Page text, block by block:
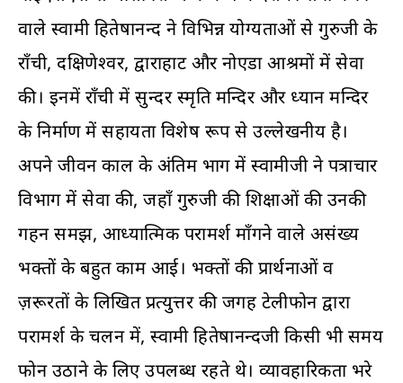
वाले स्वामी हितेषानन्द ने विभिन्न योग्यताओं से गुरुजी के
राँची, दक्षिणेश्वर, द्वाराहाट और नोएडा आश्रमों में सेवा
की। इनमें राँची में सुन्दर स्मृति मन्दिर और ध्यान मन्दिर
के निर्माण में सहायता विशेष रूप से उल्लेखनीय है।
अपने जीवन काल के अंतिम भाग में स्वामीजी ने पत्राचार
विभाग में सेवा की, जहाँ गुरुजी की शिक्षाओं की उनकी
गहन समझ, आध्यात्मिक परामर्श माँगने वाले असंख्य
भक्तों के बहुत काम आई। भक्तों की प्रार्थनाओं व
ज़रूरतों के लिखित प्रत्युत्तर की जगह टेलीफोन द्वारा
परामर्श के चलन में, स्वामी हितेषानन्दजी किसी भी समय
फोन उठाने के लिए उपलब्ध रहते थे। व्यावहारिकता भरे